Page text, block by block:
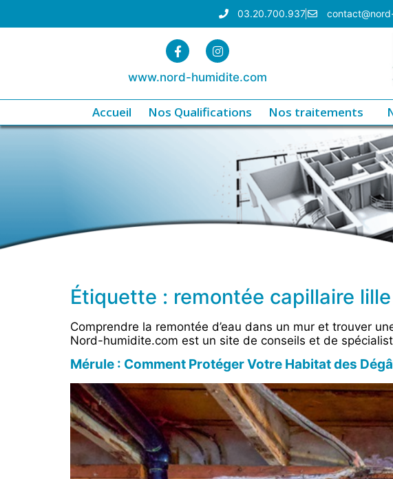
03.20.700.937
www.nord-humidite.com
Accueil Nos Qualifications Nos traitements
Étiquette : remontée capillaire lille
Comprendre la remontée d’eau dans un mur et trouver
Nord-humidite.com est un site de conseils et de
Mérule : Comment Protéger Votre Habitat des